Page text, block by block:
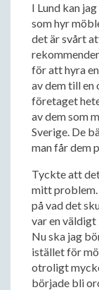
I Lund kan
som hyr
det är svårt
för att hyra
av dem till
företaget
av dem som
Sverige. De
man får dem
Tyckte att
mitt
på vad det
var en
Nu ska jag
istället för
otroligt
började bli